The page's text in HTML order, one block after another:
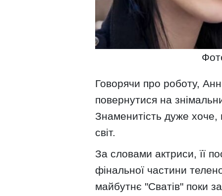
Говорячи про роботу,
повернутися на
Знаменитість дуже
світ.
За словами актриси, її
фінальної частини
майбутнє "Сватів" поки